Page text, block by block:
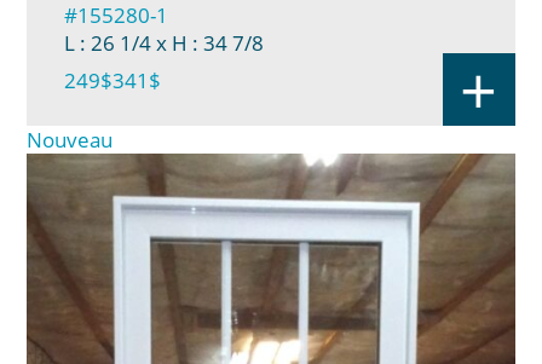
#155280-1
L : 26 1/4x H : 34 7/8
249$341$ +
Nouveau